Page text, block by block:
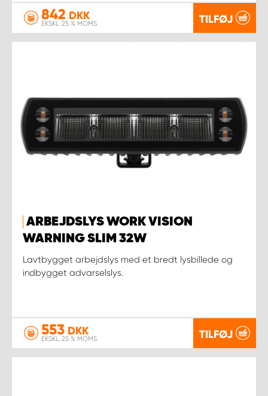
842 DKK
EKSKL. 25 % MOMS TILFØJ
ARBEJDSLYS WORK VISION
WARNING SLIM 32W
Lavtbygget arbejdslys med et bredt lysbillede og
indbygget advarselslys.
553 DKK
EKSKL. 25 % MOMS TILFØJ